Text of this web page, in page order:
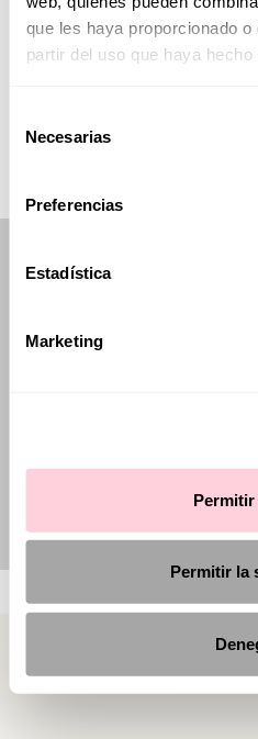
que les haya proporcionado
partir del uso que haya
Necesarias
Preferencias
Estadística
Marketing
Permitir la
COLLECTIONS